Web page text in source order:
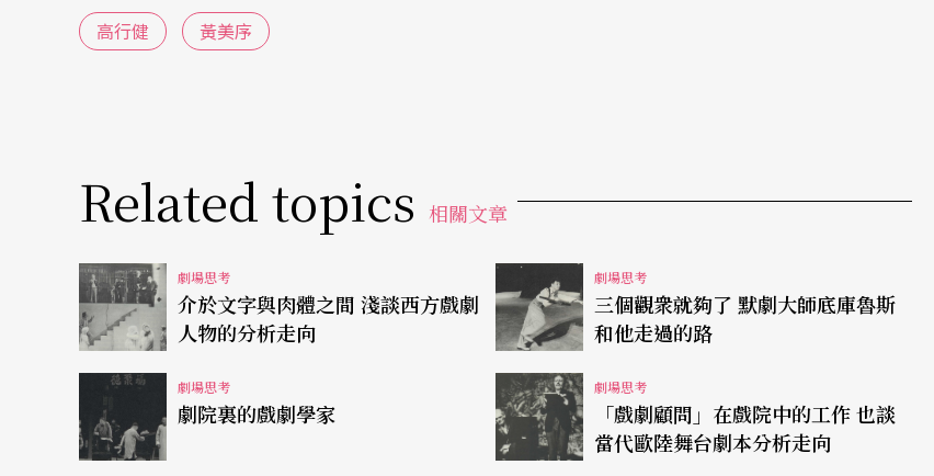
希望對〈我〉文中的某些論點有補充性的參考作用。（括號內數字表示引述〈我〉文原文的頁
碼）
黃 ：你在〈我的戲和我的鑰匙〉一文中談到演員表演的「三個層次」，就是「自我─演員─角
色」，即表演的心理過程是從「我」、通過「你」（演員身體）來扮演「他」（角色）。
也就是演員在化粧的時候消除雜念而進入你說的「中性演員」（像日本的能劇演員在凝視面具、
進入面具），然後上台「亮相」、扮演角色。你說這時候他「旣是角色，又是演員，還又是他自
己。」（76，92）能否請你把這時的「過程」說得更明白一點？
高：「亮相」是第一次演員變成角色，亮相時演員向觀衆看一下，表示：「諸位（這時是「中性
演員」身份），你們看『我』如何扮演那個角色『他』」。這個「我」是自我意識，是抽離的、
高行健 黃美序
Related topics 相關文章
劇場思考
介於文字與肉體之間 淺談西方戲劇
人物的分析走向
劇場思考
三個觀衆就夠了 默劇大師底庫魯斯
和他走過的路
劇場思考
劇院裏的戲劇學家
劇場思考
「戲劇顧問」在戲院中的工作 也談
當代歐陸舞台劇本分析走向